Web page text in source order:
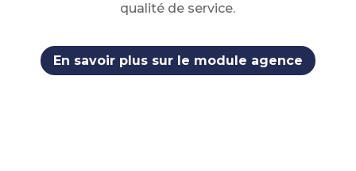
qualité de service.
En savoir plus sur le module agence